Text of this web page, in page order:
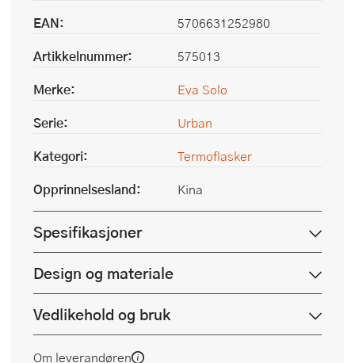
EAN:
5706631252980
Artikkelnummer:
575013
Merke:
Eva Solo
Serie:
Urban
Kategori:
Termoflasker
Opprinnelsesland:
Kina
Spesifikasjoner
Design og materiale
Vedlikehold og bruk
Om leverandøren